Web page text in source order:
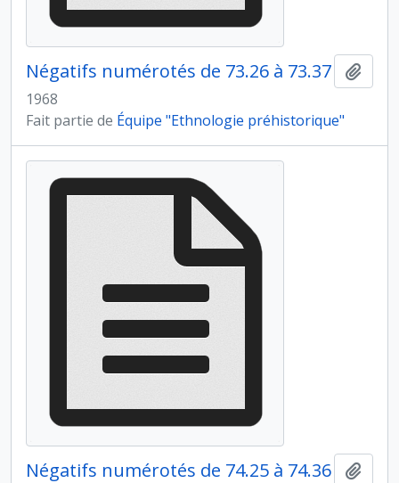
Négatifs numérotés de 73.26 à 73.37
1968
Fait partie de Équipe "Ethnologie préhistorique"
Négatifs numérotés de 74.25 à 74.36